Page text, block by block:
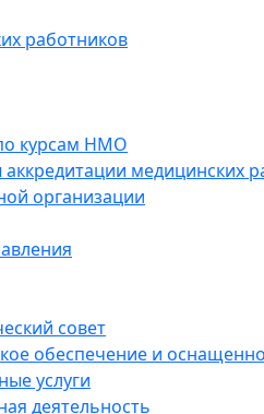
работников
курсам НМО
медицинских
организации
совет
обеспечение и
услуги
деятельность